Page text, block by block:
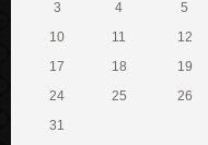
3
4 5
10
11 12
17
18 19
24
25 26
31